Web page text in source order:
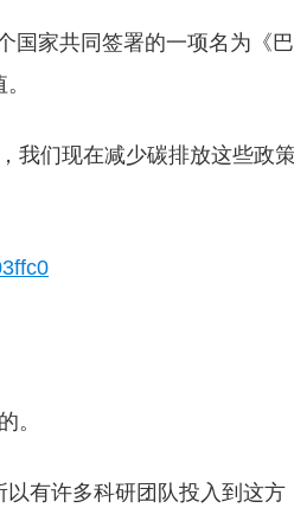
国家共同签署的一项名为《巴
我们现在减少碳排放这些政
。
有许多科研团队投入到这方